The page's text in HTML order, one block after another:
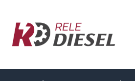
contenido